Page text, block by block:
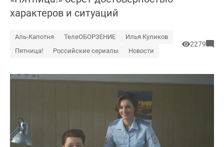
характеров и ситуаций
Аль-Капотня ТелеОБОРЗЕНИЕ
Илья Куликов
Пятница!
Российские сериалы Новости
2279